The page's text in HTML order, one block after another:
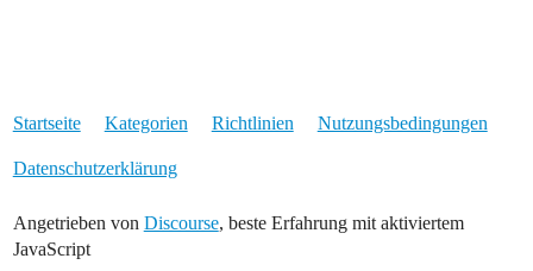
Startseite Kategorien Richtlinien Nutzungsbedingungen
Datenschutzerklärung
Angetrieben von Discourse, beste Erfahrung mit aktiviertem
JavaScript